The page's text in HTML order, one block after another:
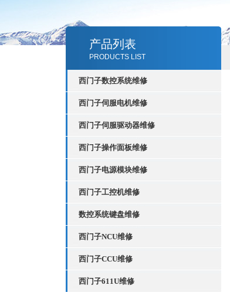
产品列表
PRODUCTS LIST
西门子数控系统维修
西门子伺服电机维修
西门子伺服驱动器维修
西门子操作面板维修
西门子电源模块维修
西门子工控机维修
数控系统键盘维修
西门子NCU维修
西门子CCU维修
西门子611U维修